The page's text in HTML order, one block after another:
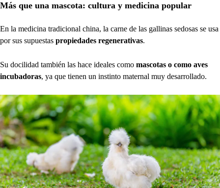
Más que una mascota: cultura y medicina popular
En la medicina tradicional china, la carne de las gallinas sedosas se usa
por sus supuestas propiedades regenerativas.
Su docilidad también las hace ideales como mascotas o como aves
incubadoras, ya que tienen un instinto maternal muy desarrollado.